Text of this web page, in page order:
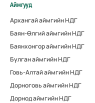
Аймгууд
Архангай аймгийн НДГ
Баян-Өлгий аймгийн НДГ
Баянхонгор аймгийн НДГ
Булган аймгийн НДГ
Говь-Алтай аймгийн НДГ
Дорноговь аймгийн НДГ
Дорнод аймгийн НДГ